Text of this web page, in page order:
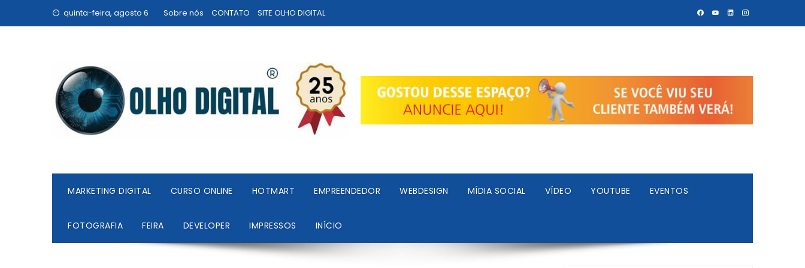
quinta-feira, agosto 6 Sobre nós CONTATO SITE OLHO DIGITAL
MARKETING DIGITAL CURSO ONLINE HOTMART EMPREENDEDOR WEBDESIGN MÍDIA SOCIAL VÍDEO YOUTUBE EVENTOS
FOTOGRAFIA FEIRA DEVELOPER IMPRESSOS INÍCIO